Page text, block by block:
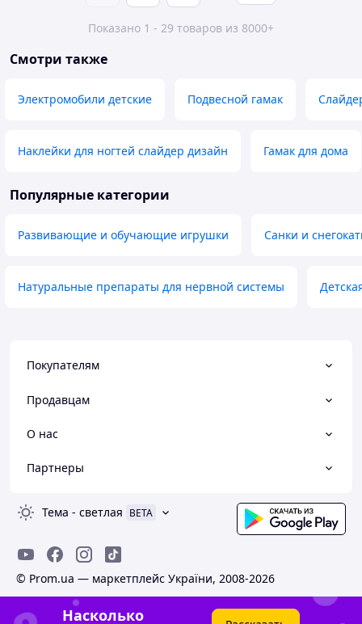
Показано 1 - 29 товаров из 8000+
Смотри также
Электромобили детские Подвесной гамак
Наклейки для ногтей слайдер дизайн Гамак для дома
Популярные категории
Развивающие и обучающие игрушки Санки и
Натуральные препараты для нервной системы
Покупателям
Продавцам
О нас
Партнеры
Тема - светлая BETA
© Prom.ua — маркетплейс України, 2008-2026
Насколько